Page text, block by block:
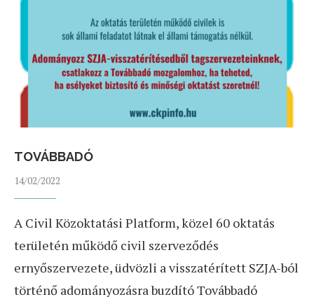
TOVÁBBADÓ
14/02/2022
A Civil Közoktatási Platform, közel 60 oktatás
területén működő civil szerveződés
ernyőszervezete, üdvözli a visszatérített SZJA-ból
történő adományozásra buzdító Továbbadó